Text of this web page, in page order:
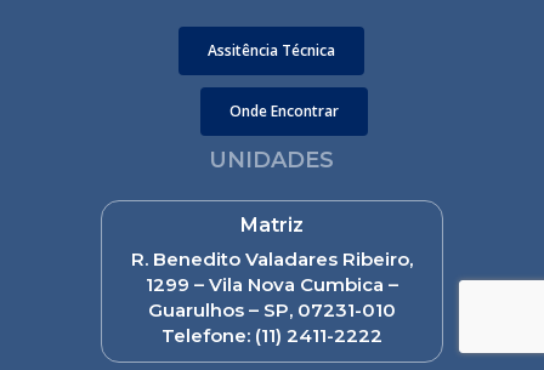
Assitência Técnica
Onde Encontrar
UNIDADES
Matriz
R. Benedito Valadares Ribeiro,
1299 – Vila Nova Cumbica –
Guarulhos – SP, 07231-010
Telefone: (11) 2411-2222